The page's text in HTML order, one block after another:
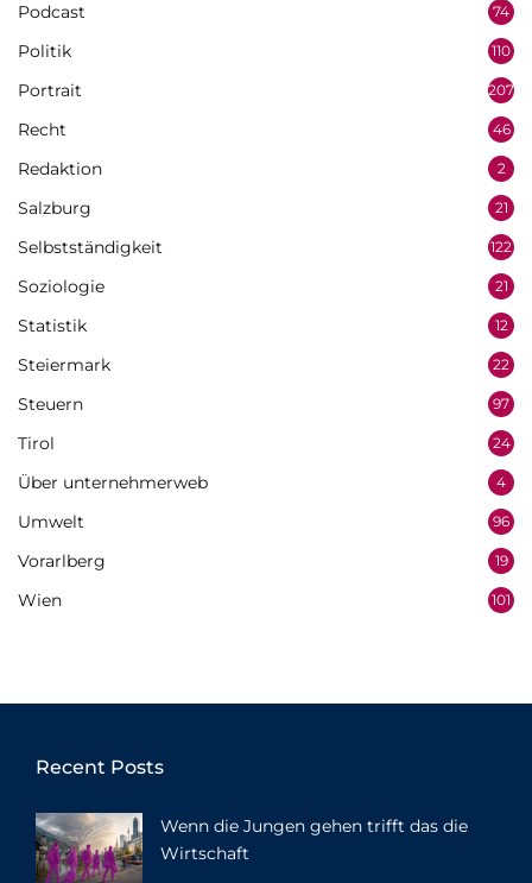
Podcast 74
Politik 110
Portrait 207
Recht 46
Redaktion 2
Salzburg 21
Selbstständigkeit 122
Soziologie 21
Statistik 12
Steiermark 22
Steuern 97
Tirol 24
Über unternehmerweb 4
Umwelt 96
Vorarlberg 19
Wien 101
Recent Posts
Wenn die Jungen gehen trifft das die
Wirtschaft